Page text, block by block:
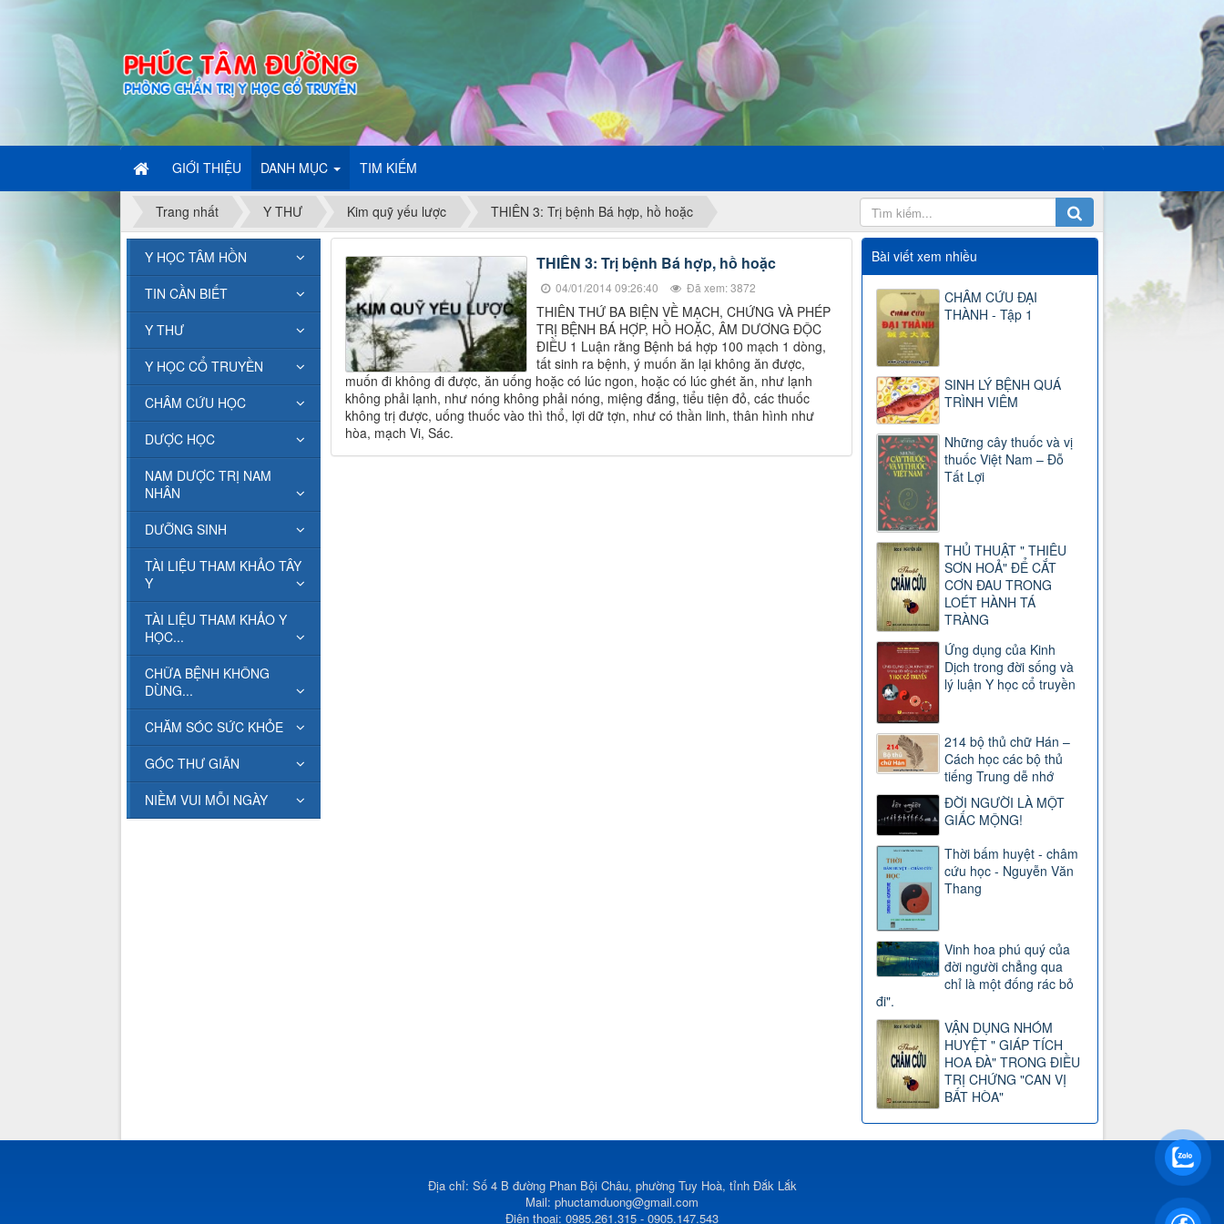
GIỚI THIỆU DANH MỤC TIM KIẾM
Trang nhất Y THƯ Kim quỹ yếu lược THIÊN 3: Trị bệnh Bá hợp, hồ hoặc
THIÊN 3: Trị bệnh Bá hợp, hồ hoặc
04/01/2014 09:26:40 Đã xem: 3872
THIÊN THỨ BA BIỆN VỀ MẠCH, CHỨNG VÀ PHÉP
TRỊ BỆNH BÁ HỢP, HỒ HOẶC, ÂM DƯƠNG ĐỘC
ĐIỀU 1 Luận rằng Bệnh bá hợp 100 mạch 1 dòng,
tất sinh ra bệnh, ý muốn ăn lại không ăn được,
muốn đi không đi được, ăn uống hoặc có lúc ngon, hoặc có lúc ghét ăn, như lạnh
không phải lạnh, như nóng không phải nóng, miệng đắng, tiểu tiện đỏ, các thuốc
không trị được, uống thuốc vào thì thổ, lợi dữ tợn, như có thần linh, thân hình như
hòa, mạch Vi, Sác.
Bài viết xem nhiều
CHÂM CỨU ĐẠI
THÀNH - Tập 1
SINH LÝ BỆNH QUÁ
TRÌNH VIÊM
Những cây thuốc và vị
thuốc Việt Nam – Đỗ
Tất Lợi
THỦ THUẬT " THIÊU
SƠN HOẢ" ĐỂ CẮT
CƠN ĐAU TRONG
LOÉT HÀNH TÁ
TRÀNG
Ứng dụng của Kinh
Dịch trong đời sống và
lý luận Y học cổ truyền
214 bộ thủ chữ Hán –
Cách học các bộ thủ
tiếng Trung dễ nhớ
ĐỜI NGƯỜI LÀ MỘT
GIẤC MỘNG!
Thời bấm huyệt - châm
cứu học - Nguyễn Văn
Thang
Vinh hoa phú quý của
đời người chẳng qua
chỉ là một đống rác bỏ
đi".
VẬN DỤNG NHÓM
HUYỆT " GIÁP TÍCH
HOA ĐÀ" TRONG ĐIỀU
TRỊ CHỨNG "CAN VỊ
BẤT HÒA"
Y HỌC TÂM HỒN
TIN CẦN BIẾT
Y THƯ
Y HỌC CỔ TRUYỀN
CHÂM CỨU HỌC
DƯỢC HỌC
NAM DƯỢC TRỊ NAM
NHÂN
DƯỠNG SINH
TÀI LIỆU THAM KHẢO TÂY
Y
TÀI LIỆU THAM KHẢO Y
HỌC...
CHỮA BỆNH KHÔNG
DÙNG...
CHĂM SÓC SỨC KHỎE
GÓC THƯ GIÃN
NIỀM VUI MỖI NGÀY
Địa chỉ: Số 4 B đường Phan Bội Châu, phường Tuy Hoà, tỉnh Đắk Lắk
Mail: phuctamduong@gmail.com
Điện thoại: 0985.261.315 - 0905.147.543